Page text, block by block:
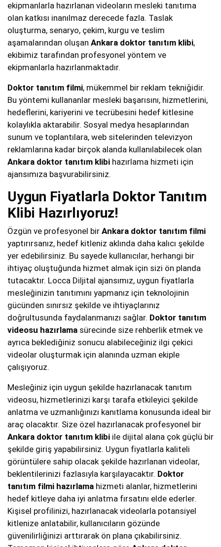
ekipmanlarla hazırlanan videoların mesleki tanıtıma
olan katkısı inanılmaz derecede fazla. Taslak
oluşturma, senaryo, çekim, kurgu ve teslim
aşamalarından oluşan Ankara doktor tanıtım klibi,
ekibimiz tarafından profesyonel yöntem ve
ekipmanlarla hazırlanmaktadır.
Doktor tanıtım filmi, mükemmel bir reklam tekniğidir.
Bu yöntemi kullananlar mesleki başarısını, hizmetlerini,
hedeflerini, kariyerini ve tecrübesini hedef kitlesine
kolaylıkla aktarabilir. Sosyal medya hesaplarından
sunum ve toplantılara, web sitelerinden televizyon
reklamlarına kadar birçok alanda kullanılabilecek olan
Ankara doktor tanıtım klibi hazırlama hizmeti için
ajansımıza başvurabilirsiniz.
Uygun Fiyatlarla Doktor Tanıtım
Klibi Hazırlıyoruz!
Özgün ve profesyonel bir Ankara doktor tanıtım filmi
yaptırırsanız, hedef kitleniz aklında daha kalıcı şekilde
yer edebilirsiniz. Bu sayede kullanıcılar, herhangi bir
ihtiyaç oluştuğunda hizmet almak için sizi ön planda
tutacaktır. Locca Diljital ajansımız, uygun fiyatlarla
mesleğinizin tanıtımını yapmanız için teknolojinin
gücünden sınırsız şekilde ve ihtiyaçlarınız
doğrultusunda faydalanmanızı sağlar. Doktor tanıtım
videosu hazırlama sürecinde size rehberlik etmek ve
ayrıca beklediğiniz sonucu alabileceğiniz ilgi çekici
videolar oluşturmak için alanında uzman ekiple
çalışıyoruz.
Mesleğiniz için uygun şekilde hazırlanacak tanıtım
videosu, hizmetlerinizi karşı tarafa etkileyici şekilde
anlatma ve uzmanlığınızı kanıtlama konusunda ideal bir
araç olacaktır. Size özel hazırlanacak profesyonel bir
Ankara doktor tanıtım klibi ile dijital alana çok güçlü bir
şekilde giriş yapabilirsiniz. Uygun fiyatlarla kaliteli
görüntülere sahip olacak şekilde hazırlanan videolar,
beklentilerinizi fazlasıyla karşılayacaktır. Doktor
tanıtım filmi hazırlama hizmeti alanlar, hizmetlerini
hedef kitleye daha iyi anlatma fırsatını elde ederler.
Kişisel profilinizi, hazırlanacak videolarla potansiyel
kitlenize anlatabilir, kullanıcıların gözünde
güvenilirliğinizi arttırarak ön plana çıkabilirsiniz.